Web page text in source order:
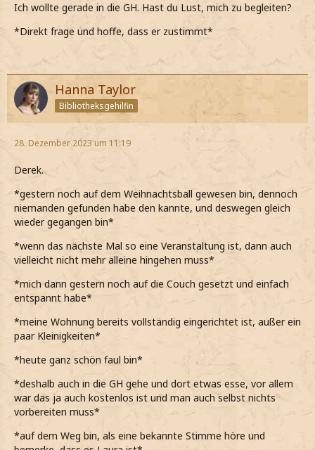
Ich wollte gerade in die GH. Hast du Lust, mich zu begleiten?
*Direkt frage und hoffe, dass er zustimmt*
Hanna Taylor
Bibliotheksgehilfin
28. Dezember 2023 um 11:19
Derek.
*gestern noch auf dem Weihnachtsball gewesen bin, dennoch
niemanden gefunden habe den kannte, und deswegen gleich
wieder gegangen bin*
*wenn das nächste Mal so eine Veranstaltung ist, dann auch
vielleicht nicht mehr alleine hingehen muss*
*mich dann gestern noch auf die Couch gesetzt und einfach
entspannt habe*
*meine Wohnung bereits vollständig eingerichtet ist, außer ein
paar Kleinigkeiten*
*heute ganz schön faul bin*
*deshalb auch in die GH gehe und dort etwas esse, vor allem
war das ja auch kostenlos ist und man auch selbst nichts
vorbereiten muss*
*auf dem Weg bin, als eine bekannte Stimme höre und